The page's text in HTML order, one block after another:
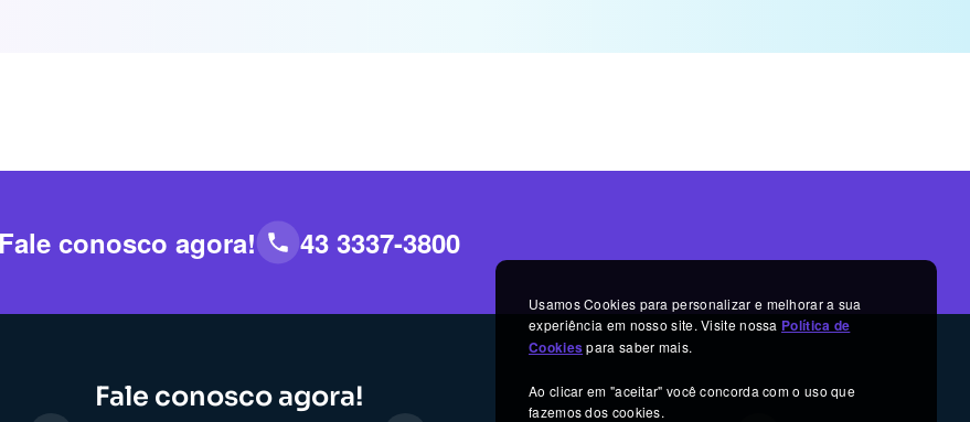
Fale conosco agora! 43 3337-3800
Fale conosco agora!
Usamos Cookies para personalizar e melhorar a sua
experiência em nosso site. Visite nossa Política de
Cookiespara saber mais.
Ao clicar em "aceitar" você concorda com o uso que
fazemos dos cookies.